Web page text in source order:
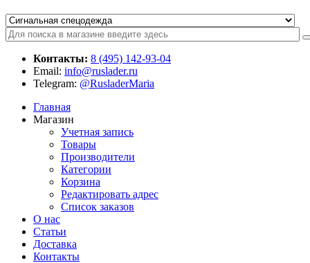
Контакты: 8 (495) 142-93-04
Email: info@ruslader.ru
Telegram: @RusladerMaria
Главная
Магазин
Учетная запись
Товары
Производители
Категории
Корзина
Редактировать адрес
Список заказов
О нас
Статьи
Доставка
Контакты